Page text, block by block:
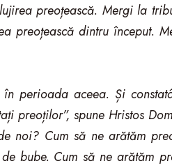
preoțească. Mergi la
preoțească dintru început.
în perioada aceea. Și
preoților”, spune Hristos
noi? Cum să ne arătăm
bube. Cum să ne arătăm